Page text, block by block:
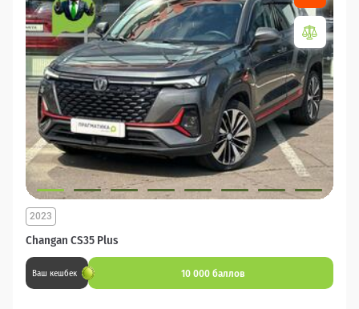
Changan CS35 Plus
2023
Ваш кешбек 10 000 баллов